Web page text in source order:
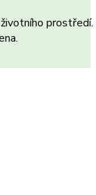
prostředí.